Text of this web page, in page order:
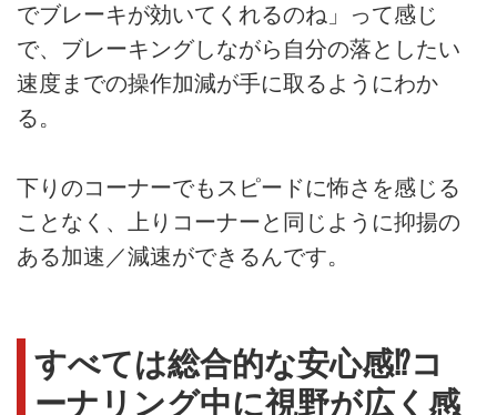
でブレーキが効いてくれるのね」って感じ
で、ブレーキングしながら自分の落としたい
速度までの操作加減が手に取るようにわか
る。
下りのコーナーでもスピードに怖さを感じる
ことなく、上りコーナーと同じように抑揚の
ある加速／減速ができるんです。
すべては総合的な安心感⁉︎コ
ーナリング中に視野が広く感